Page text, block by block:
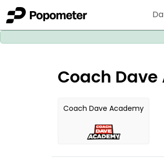
Coach Dave
Coach Dave Academy